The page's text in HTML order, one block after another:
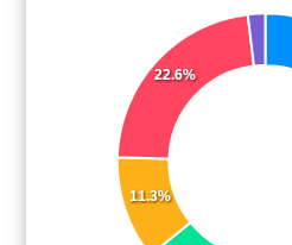
11.3%
22.6%